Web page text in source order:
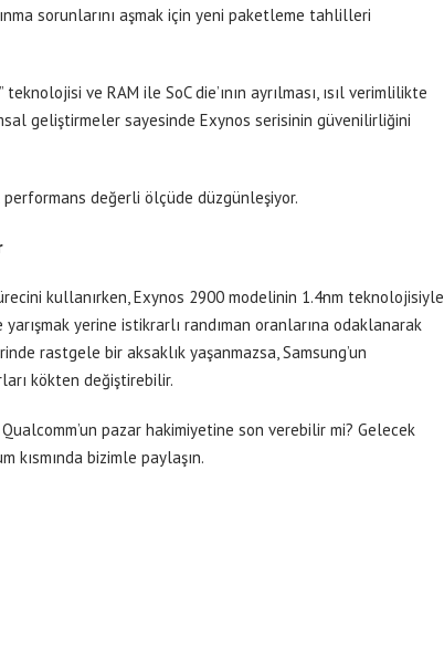
sorunlarını aşmak için yeni paketleme tahlilleri
ve RAM ile SoC die’ının ayrılması, ısıl verimlilikte
geliştirmeler sayesinde Exynos serisinin güvenilirliğini
değerli ölçüde düzgünleşiyor.
kullanırken, Exynos 2900 modelinin 1.4nm teknolojisiyle
yerine istikrarlı randıman oranlarına odaklanarak
rastgele bir aksaklık yaşanmazsa, Samsung’un
kökten değiştirebilir.
pazar hakimiyetine son verebilir mi? Gelecek
bizimle paylaşın.